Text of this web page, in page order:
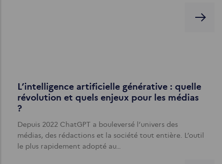
L’intelligence artificielle générative : quelle
révolution et quels enjeux pour les médias
?
Depuis 2022 ChatGPT a bouleversé l’univers des
médias, des rédactions et la société tout entière. L’outil
le plus rapidement adopté au…